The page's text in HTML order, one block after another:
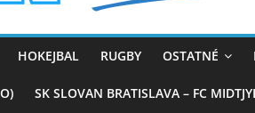
prvenstvo
nad
HOKEJBAL RUGBY OSTATNÉ
SK SLOVAN BRATISLAVA – FC